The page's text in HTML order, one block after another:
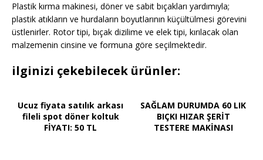
Plastik kırma makinesi, döner ve sabit bıçakları yardımıyla;
plastik atıkların ve hurdaların boyutlarının küçültülmesi görevini
üstlenirler. Rotor tipi, bıçak dizilime ve elek tipi, kırılacak olan
malzemenin cinsine ve formuna göre seçilmektedir.
ilginizi çekebilecek ürünler:
Ucuz fiyata satılık arkası
fileli spot döner koltuk
FİYATI: 50 TL
SAĞLAM DURUMDA 60 LIK
BIÇKI HIZAR ŞERİT
TESTERE MAKİNASI